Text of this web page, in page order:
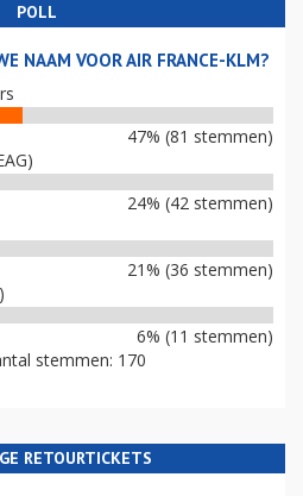
POLL
NAAM VOOR AIR FRANCE-KLM?
47% (81 stemmen)
24% (42 stemmen)
21% (36 stemmen)
6% (11 stemmen)
stemmen: 170
RETOURTICKETS